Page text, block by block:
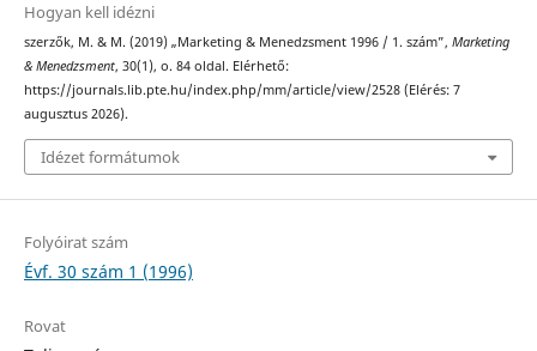
Hogyan kell idézni
szerzők, M. & M. (2019) „Marketing & Menedzsment 1996 / 1. szám”, Marketing
& Menedzsment, 30(1), o. 84 oldal. Elérhető:
https://journals.lib.pte.hu/index.php/mm/article/view/2528 (Elérés: 7
augusztus 2026).
Idézet formátumok
Folyóirat szám
Évf. 30 szám 1 (1996)
Rovat